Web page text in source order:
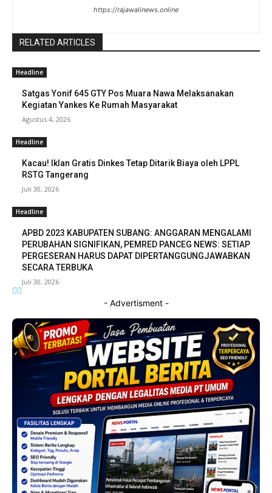
https://rajawalinews.online
RELATED ARTICLES
Headline
Satgas Yonif 645 GTY Pos Muara Nawa Melaksanakan
Kegiatan Yankes Ke Rumah Masyarakat
Agustus 4, 2026
Headline
Kacau! Iklan Gratis Dinkes Tetap Ditarik Biaya oleh LPPL
RSTG Tangerang
Juli 30, 2026
Headline
APBD 2023 KABUPATEN SUBANG: ANGGARAN MENGALAMI
PERUBAHAN SIGNIFIKAN, PEMRED PANCEG NEWS: SETIAP
PERGESERAN HARUS DAPAT DIPERTANGGUNGJAWABKAN
SECARA TERBUKA
Juli 30, 2026
- Advertisment -